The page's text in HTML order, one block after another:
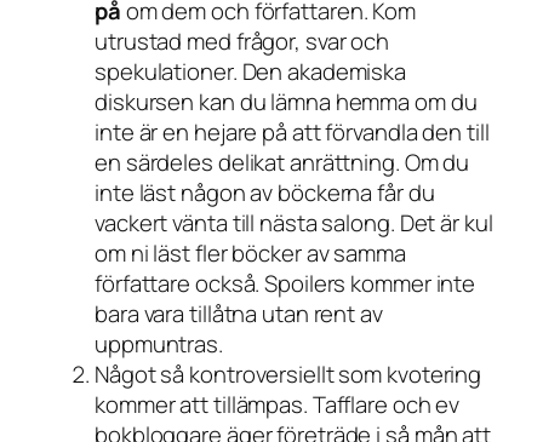
påom dem och författaren. Kom
utrustad med frågor, svar och
spekulationer. Den akademiska
diskursen kan du lämna hemma om du
inte är en hejare på att förvandla den till
en särdeles delikat anrättning. Om du
inte läst någon av böckerna får du
vackert vänta till nästa salong. Det är kul
om ni läst fler böcker av samma
författare också. Spoilers kommer inte
bara vara tillåtna utan rent av
uppmuntras.
Något så kontroversiellt som kvotering
kommer att tillämpas. Tafflare och ev
bokbloggare äger företräde i så mån att